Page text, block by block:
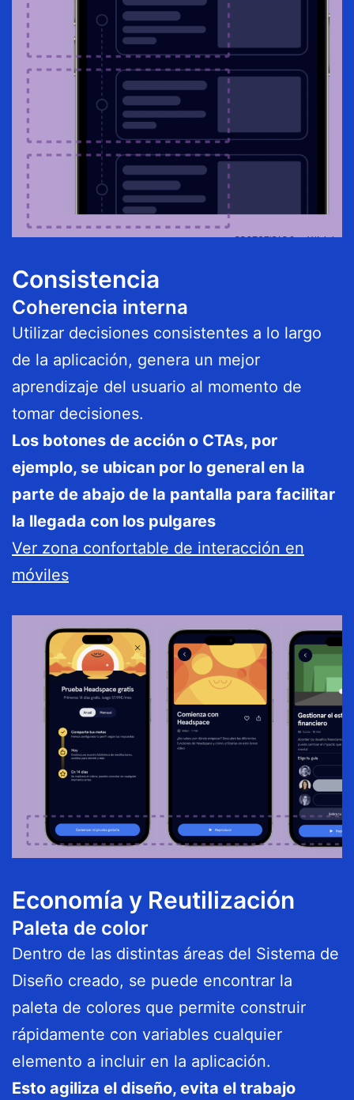
Consistencia
Coherencia interna
Utilizar decisiones consistentes a lo largo
de la aplicación, genera un mejor
aprendizaje del usuario al momento de
tomar decisiones.
Los botones de acción o CTAs, por
ejemplo, se ubican por lo general en la
parte de abajo de la pantalla para facilitar
la llegada con los pulgares
Ver zona confortable de interacción en
móviles
Economía y Reutilización
Paleta de color
Dentro de las distintas áreas del Sistema de
Diseño creado, se puede encontrar la
paleta de colores que permite construir
rápidamente con variables cualquier
elemento a incluir en la aplicación.
Esto agiliza el diseño, evita el trabajo